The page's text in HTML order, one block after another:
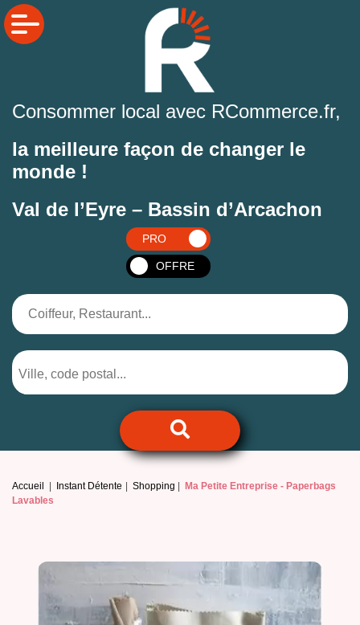
Consommer local avec RCommerce.fr,
la meilleure façon de changer le
monde !
Val de l’Eyre – Bassin d’Arcachon
PRO
OFFRE
Accueil Instant Détente Shopping Ma Petite Entreprise - Paperbags
Lavables